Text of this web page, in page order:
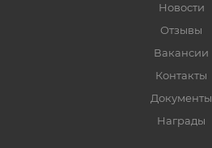
Новости
Отзывы
Вакансии
Контакты
Документы
Награды